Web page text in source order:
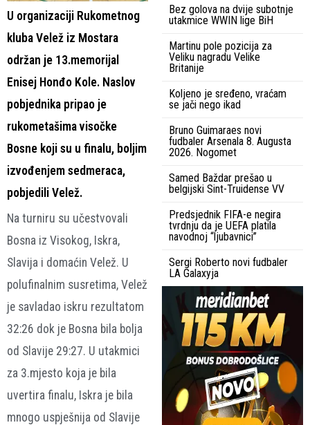
U organizaciji Rukometnog
kluba Velež iz Mostara
održan je 13.memorijal
Enisej Honđo Kole. Naslov
pobjednika pripao je
rukometašima visočke
Bosne koji su u finalu, boljim
izvođenjem sedmeraca,
pobjedili Velež.
Na turniru su učestvovali
Bosna iz Visokog, Iskra,
Slavija i domaćin Velež. U
polufinalnim susretima, Velež
je savladao iskru rezultatom
32:26 dok je Bosna bila bolja
od Slavije 29:27. U utakmici
za 3.mjesto koja je bila
uvertira finalu, Iskra je bila
mnogo uspješnija od Slavije
Bez golova na dvije subotnje
utakmice WWIN lige BiH
Martinu pole pozicija za
Veliku nagradu Velike
Britanije
Koljeno je sređeno, vraćam
se jači nego ikad
Bruno Guimaraes novi
fudbaler Arsenala 8. Augusta
2026. Nogomet
Samed Baždar prešao u
belgijski Sint-Truidense VV
Predsjednik FIFA-e negira
tvrdnju da je UEFA platila
navodnoj “ljubavnici”
Sergi Roberto novi fudbaler
LA Galaxyja